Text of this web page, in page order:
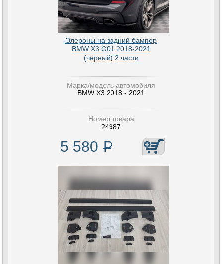
Элероны на задний бампер
BMW X3 G01 2018-2021
(чёрный) 2 части
Марка/модель автомобиля
BMW X3 2018 - 2021
Номер товара
24987
5 580 Р